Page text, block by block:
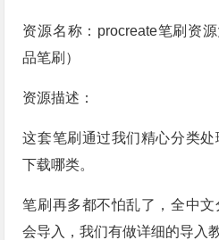
资源名称：procreate笔刷资
品笔刷）
资源描述：
这套笔刷通过我们精心分类
下载哪类。
笔刷再多都不怕乱了，全中
会导入，我们有做详细的导入